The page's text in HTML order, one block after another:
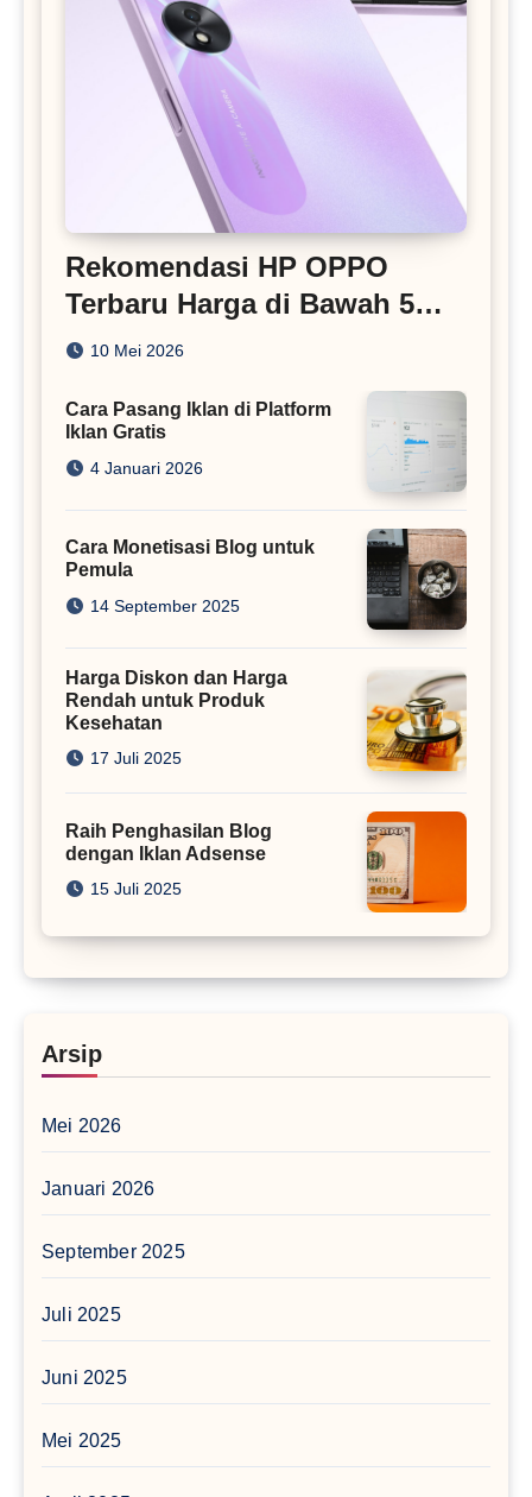
Rekomendasi HP OPPO
Terbaru Harga di Bawah 5
Juta
10 Mei 2026
Cara Pasang Iklan di Platform
Iklan Gratis
4 Januari 2026
Cara Monetisasi Blog untuk
Pemula
14 September 2025
Harga Diskon dan Harga
Rendah untuk Produk
Kesehatan
17 Juli 2025
Raih Penghasilan Blog
dengan Iklan Adsense
15 Juli 2025
Arsip
Mei 2026
Januari 2026
September 2025
Juli 2025
Juni 2025
Mei 2025